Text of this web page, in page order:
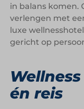
in balans komen.
verlengen met
luxe
gericht op
én reis